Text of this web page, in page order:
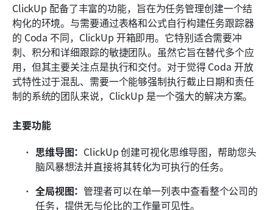
ClickUp 配备了丰富的功能，旨在为任务管理创建一个结
构化的环境。与需要通过表格和公式自行构建任务跟踪器
的 Coda 不同，ClickUp 开箱即用。它特别适合需要冲
刺、积分和详细跟踪的敏捷团队。虽然它旨在替代多个应
用，但其主要关注点是执行和交付。对于觉得 Coda 开放
式特性过于混乱、需要一个能够强制执行截止日期和责任
制的系统的团队来说，ClickUp 是一个强大的解决方案。
主要功能
思维导图： ClickUp 创建可视化思维导图，帮助您头
脑风暴想法并直接将其转化为可执行的任务。
全局视图： 管理者可以在单一列表中查看整个公司的
任务，提供无与伦比的工作量可见性。